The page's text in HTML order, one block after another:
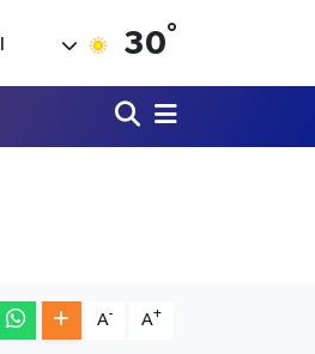
30°
A- A+